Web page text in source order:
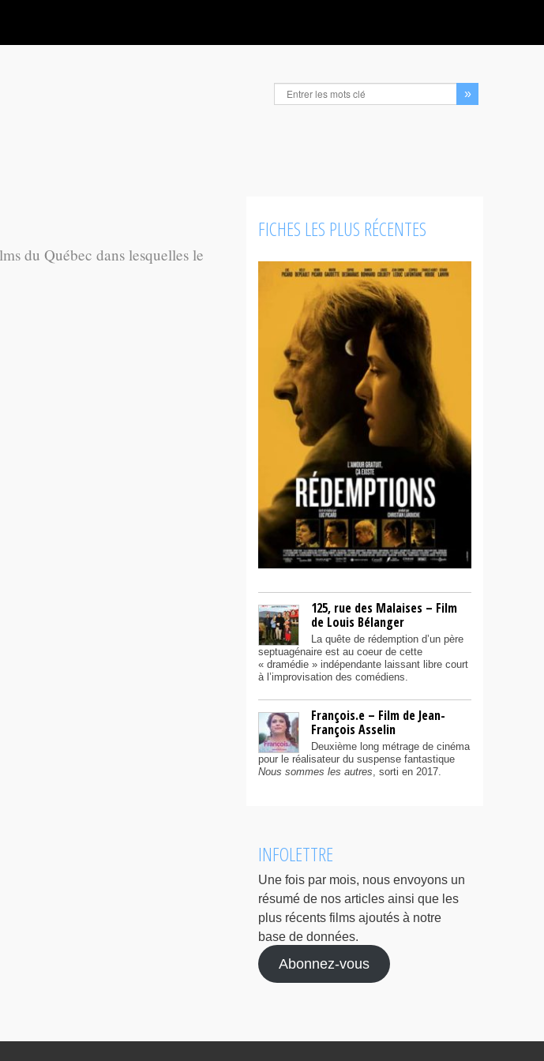
du Québec dans lesquelles le
FICHES LES PLUS RÉCENTES
125, rue des Malaises – Film
de Louis Bélanger
La quête de rédemption d’un père
septuagénaire est au coeur de cette
« dramédie » indépendante laissant libre court
à l’improvisation des comédiens.
François.e – Film de Jean-
François Asselin
Deuxième long métrage de cinéma
pour le réalisateur du suspense fantastique
Nous sommes les autres, sorti en 2017.
INFOLETTRE
Une fois par mois, nous envoyons un
résumé de nos articles ainsi que les
plus récents films ajoutés à notre
base de données.
Abonnez-vous